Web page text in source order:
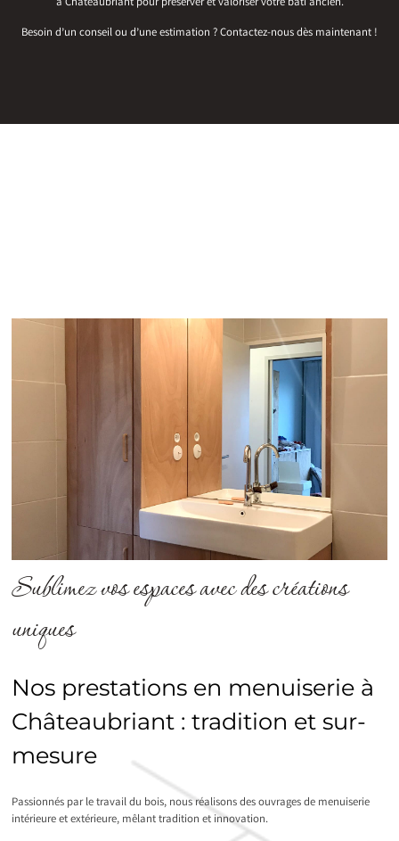
à Châteaubriant pour préserver et valoriser votre bâti ancien.
Besoin d’un conseil ou d’une estimation ? Contactez-nous dès maintenant !
Sublimez vos espaces avec des créations
uniques
Nos prestations en menuiserie à
Châteaubriant : tradition et sur-
mesure
Passionnés par le travail du bois, nous réalisons des ouvrages de menuiserie
intérieure et extérieure, mêlant tradition et innovation.